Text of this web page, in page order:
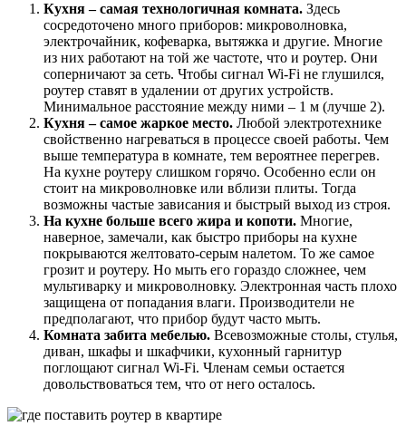
Кухня – самая технологичная комната. Здесь
сосредоточено много приборов: микроволновка,
электрочайник, кофеварка, вытяжка и другие. Многие
из них работают на той же частоте, что и роутер. Они
соперничают за сеть. Чтобы сигнал Wi-Fi не глушился,
роутер ставят в удалении от других устройств.
Минимальное расстояние между ними – 1 м (лучше 2).
Кухня – самое жаркое место. Любой электротехнике
свойственно нагреваться в процессе своей работы. Чем
выше температура в комнате, тем вероятнее перегрев.
На кухне роутеру слишком горячо. Особенно если он
стоит на микроволновке или вблизи плиты. Тогда
возможны частые зависания и быстрый выход из строя.
На кухне больше всего жира и копоти. Многие,
наверное, замечали, как быстро приборы на кухне
покрываются желтовато-серым налетом. То же самое
грозит и роутеру. Но мыть его гораздо сложнее, чем
мультиварку и микроволновку. Электронная часть плохо
защищена от попадания влаги. Производители не
предполагают, что прибор будут часто мыть.
Комната забита мебелью. Всевозможные столы, стулья,
диван, шкафы и шкафчики, кухонный гарнитур
поглощают сигнал Wi-Fi. Членам семьи остается
довольствоваться тем, что от него осталось.